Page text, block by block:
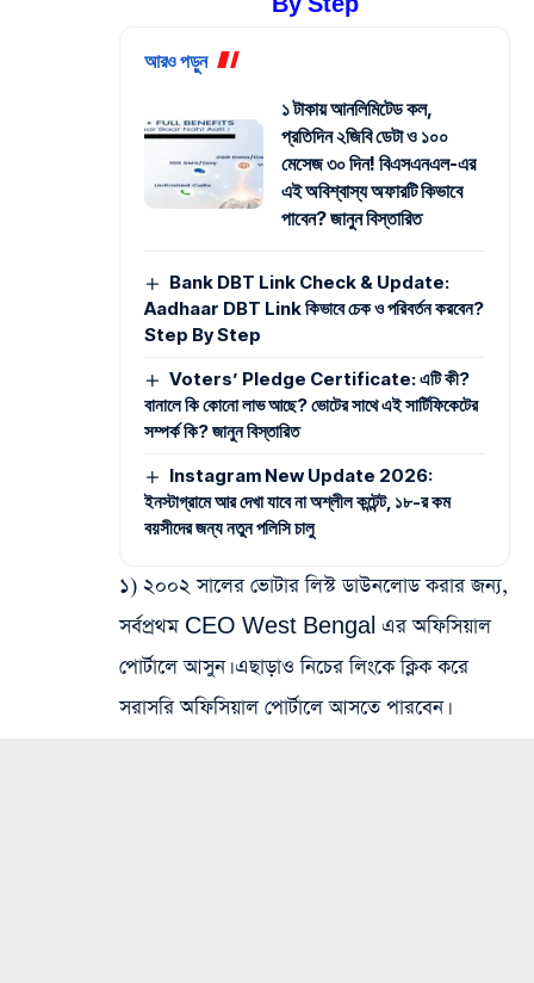
আরও পড়ুন
১ টাকায় আনলিমিটেড কল,
প্রতিদিন ২জিবি ডেটা ও ১০০
মেসেজ ৩০ দিন! বিএসএনএল-এর
এই অবিশ্বাস্য অফারটি কিভাবে
পাবেন? জানুন বিস্তারিত
Bank DBT Link Check & Update:
Aadhaar DBT Link কিভাবে চেক ও পরিবর্তন করবেন?
Step By Step
Voters’ Pledge Certificate: এটি কী?
বানালে কি কোনো লাভ আছে? ভোটের সাথে এই সার্টিফিকেটের
সম্পর্ক কি? জানুন বিস্তারিত
Instagram New Update 2026:
ইনস্টাগ্রামে আর দেখা যাবে না অশ্লীল কন্টেন্ট, ১৮-র কম
বয়সীদের জন্য নতুন পলিসি চালু
১) ২০০২ সালের ভোটার লিস্ট ডাউনলোড করার জন্য,
সর্বপ্রথম CEO West Bengal এর অফিসিয়াল
পোর্টালে আসুন। এছাড়াও নিচের লিংকে ক্লিক করে
সরাসরি অফিসিয়াল পোর্টালে আসতে পারবেন।